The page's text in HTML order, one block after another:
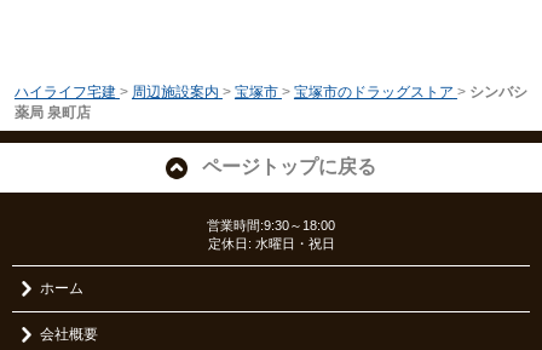
ハイライフ宅建 > 周辺施設案内 > 宝塚市 > 宝塚市のドラッグストア > シンバシ
薬局 泉町店
ページトップに戻る
営業時間:9:30～18:00
定休日: 水曜日・祝日
ホーム
会社概要